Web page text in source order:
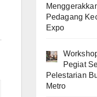
Pedagang
Expo
Pegiat
Pelestarian
Metro